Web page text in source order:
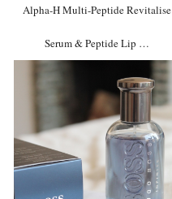
Alpha-H Multi-Peptide Revitalise
Serum & Peptide Lip …